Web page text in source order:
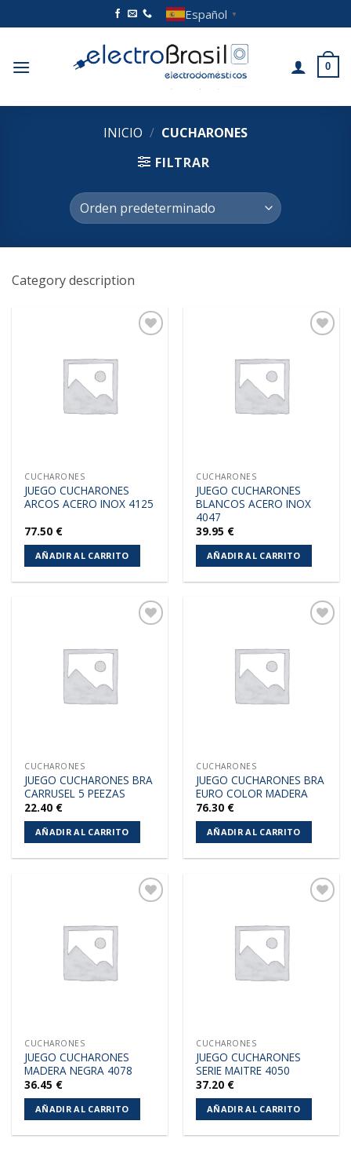
al
Español ▼
0
INICIO / CUCHARONES
FILTRAR
Category description
CUCHARONES
JUEGO CUCHARONES
ARCOS ACERO INOX 4125
77.50 €
AÑADIR AL CARRITO
CUCHARONES
JUEGO CUCHARONES
BLANCOS ACERO INOX
4047
39.95 €
AÑADIR AL CARRITO
CUCHARONES
JUEGO CUCHARONES BRA
CARRUSEL 5 PEEZAS
22.40 €
AÑADIR AL CARRITO
CUCHARONES
JUEGO CUCHARONES BRA
EURO COLOR MADERA
76.30 €
AÑADIR AL CARRITO
CUCHARONES
JUEGO CUCHARONES
MADERA NEGRA 4078
36.45 €
AÑADIR AL CARRITO
CUCHARONES
JUEGO CUCHARONES
SERIE MAITRE 4050
37.20 €
AÑADIR AL CARRITO